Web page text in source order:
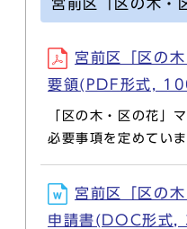
宮前区「区の木・
宮前区「区の
要領(PDF形式,
「区の木・区の花」
必要事項を定めていま
宮前区「区の
申請書(DOC形式